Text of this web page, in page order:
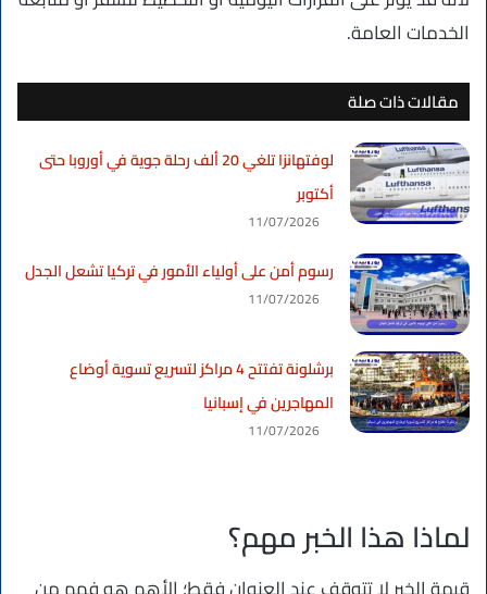
الخدمات العامة.
مقالات ذات صلة
لوفتهانزا تلغي 20 ألف رحلة جوية في أوروبا حتى
أكتوبر
11/07/2026
رسوم أمن على أولياء الأمور في تركيا تشعل الجدل
11/07/2026
برشلونة تفتتح 4 مراكز لتسريع تسوية أوضاع
المهاجرين في إسبانيا
11/07/2026
لماذا هذا الخبر مهم؟